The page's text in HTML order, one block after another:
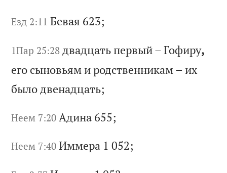
Езд 2:11 Бевая 623;
1Пар 25:28 двадцать первый–Гофиру,
его сыновьям иродственникам – их
было двенадцать;
Неем 7:20 Адина 655;
Неем 7:40 Иммера 1 052;